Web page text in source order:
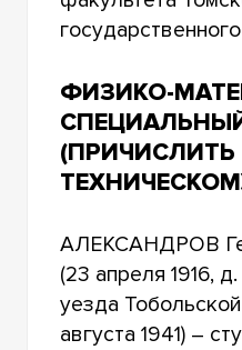
ФИЗИКО-
АЛЕКСАНДРОВ
(23 апреля 1916,
уезда
августа 1941) –